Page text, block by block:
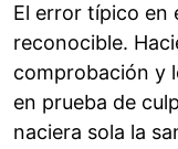
El error típico en
reconocible.
comprobación y
en prueba de
naciera sola la